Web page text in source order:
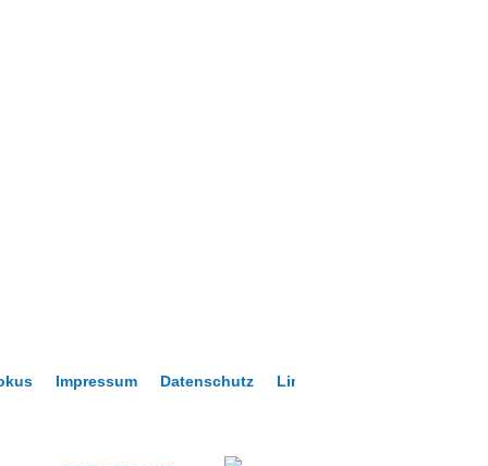
Impressum Datenschutz Links